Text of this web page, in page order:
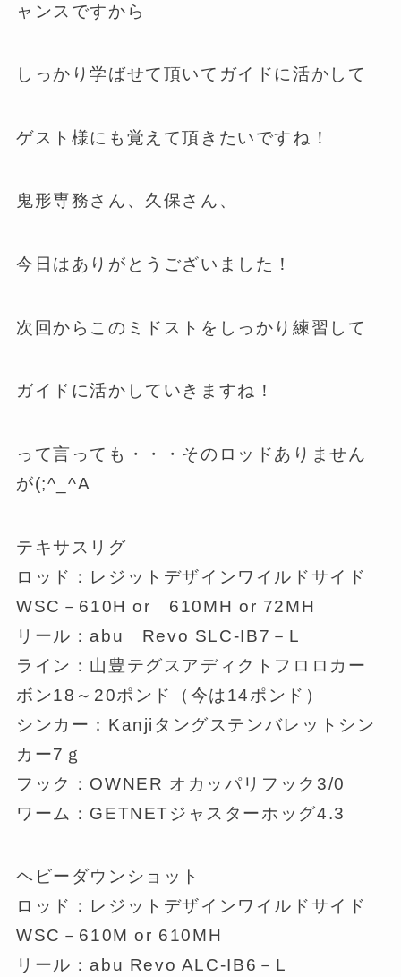
ャンスですから
しっかり学ばせて頂いてガイドに活かして
ゲスト様にも覚えて頂きたいですね！
鬼形専務さん、久保さん、
今日はありがとうございました！
次回からこのミドストをしっかり練習して
ガイドに活かしていきますね！
って言っても・・・そのロッドありません
が(;^_^A
テキサスリグ
ロッド：レジットデザインワイルドサイド
WSC－610H or 610MH or 72MH
リール：abu Revo SLC-IB7－L
ライン：山豊テグスアディクトフロロカー
ボン18～20ポンド（今は14ポンド）
シンカー：Kanjiタングステンバレットシン
カー7ｇ
フック：OWNER オカッパリフック3/0
ワーム：GETNETジャスターホッグ4.3
ヘビーダウンショット
ロッド：レジットデザインワイルドサイド
WSC－610M or 610MH
リール：abu Revo ALC-IB6－L